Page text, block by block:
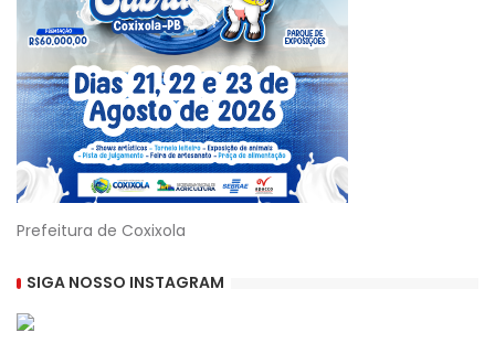
Prefeitura de Coxixola
SIGA NOSSO INSTAGRAM